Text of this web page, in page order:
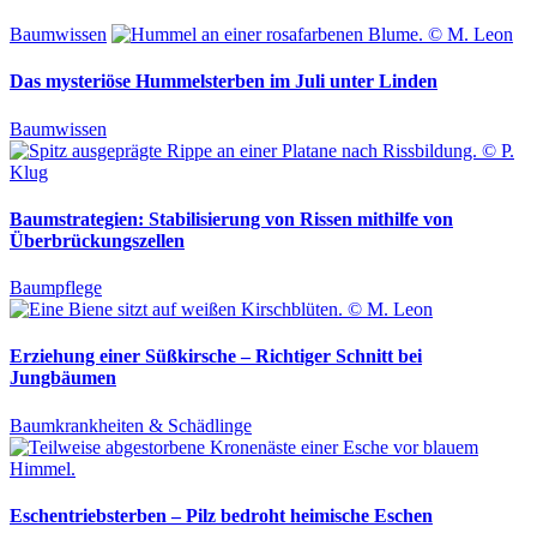
Baumwissen
Das mysteriöse Hummelsterben im Juli unter Linden
Baumwissen
Baumstrategien: Stabilisierung von Rissen mithilfe von
Überbrückungszellen
Baumpflege
Erziehung einer Süßkirsche – Richtiger Schnitt bei
Jungbäumen
Baumkrankheiten & Schädlinge
Eschentriebsterben – Pilz bedroht heimische Eschen